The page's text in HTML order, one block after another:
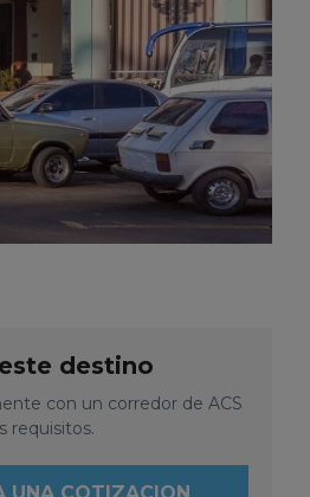
destino
con un corredor de ACS
requisitos.